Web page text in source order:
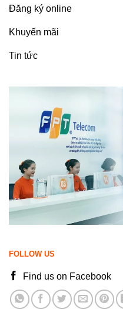
Đăng ký online
Khuyến mãi
Tin tức
FOLLOW US
Find us on Facebook